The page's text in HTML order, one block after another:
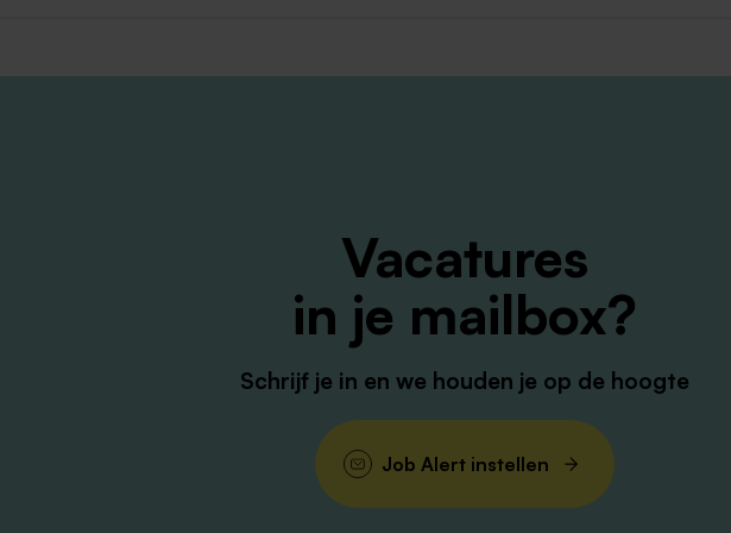
Vacatures
in je mailbox?
Schrijf je in en we houden je op de hoogte
Job Alert instellen